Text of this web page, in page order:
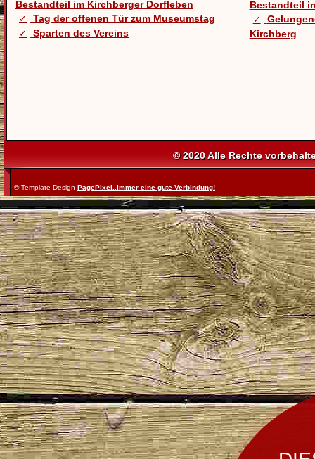
Bestandteil im Kirchberger Dorfleben
Tag der offenen Tür zum Museumstag
Sparten des Vereins
Bestandteil
Kirchberg
© 2020 Alle Rechte
© Template Design PagePixel..immer eine gute Verbindung!